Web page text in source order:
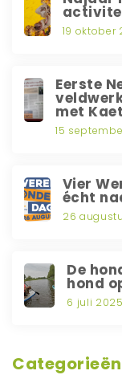
19 oktober
Eerste
met
15
Vier
écht
26
De
hond
6 juli 2025
Categorieën